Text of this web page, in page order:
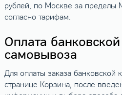
рублей, по Москве за
согласно тарифам.
Оплата
самовывоза
Для оплаты заказа банковской
странице Корзина, после